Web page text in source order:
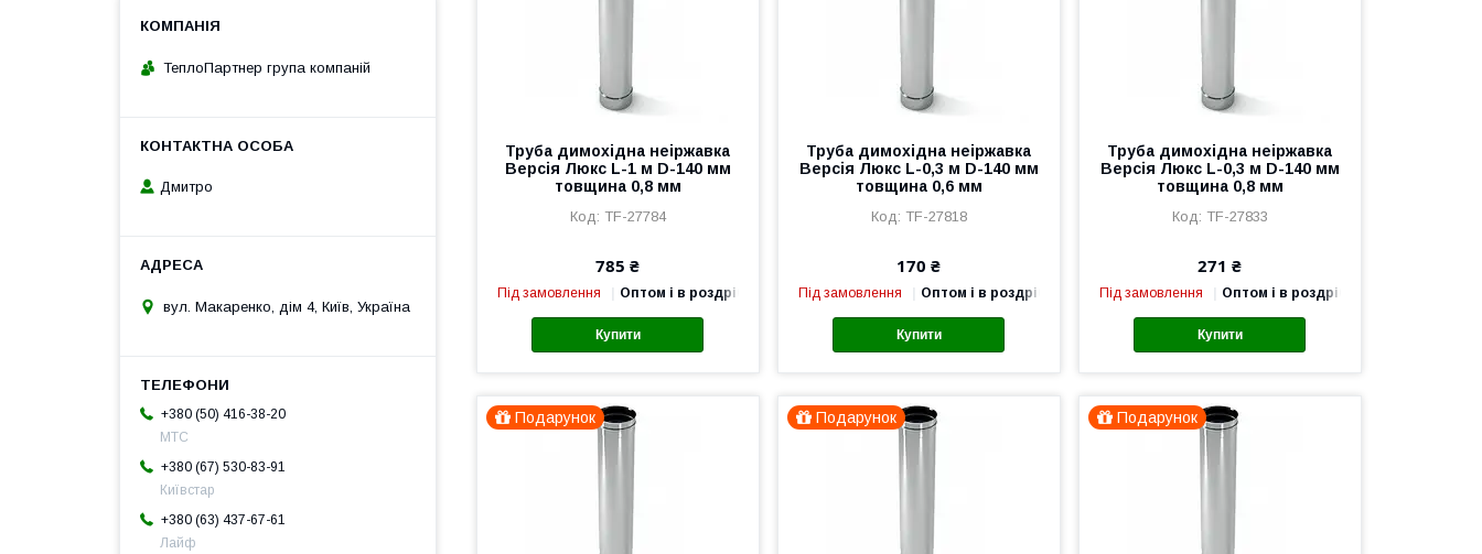
Труба димохідна неіржавка
Версія Люкс L-1 м D-140 мм
товщина 0,8 мм
TF-27784
785 ₴
Під замовлення Оптом і в роздріб
Купити
Труба димохідна неіржавка
Версія Люкс L-0,3 м D-140 мм
товщина 0,6 мм
TF-27818
170 ₴
Під замовлення Оптом і в роздріб
Купити
Труба димохідна неіржавка
Версія Люкс L-0,3 м D-140 мм
товщина 0,8 мм
TF-27833
271 ₴
Під замовлення Оптом і в роздріб
Купити
Подарунок Подарунок Подарунок
ТеплоПартнер група компаній
Дмитро
вул. Макаренко, дім 4, Київ, Україна
+380 (50) 416-38-20
МТС
+380 (67) 530-83-91
Київстар
+380 (63) 437-67-61
Лайф